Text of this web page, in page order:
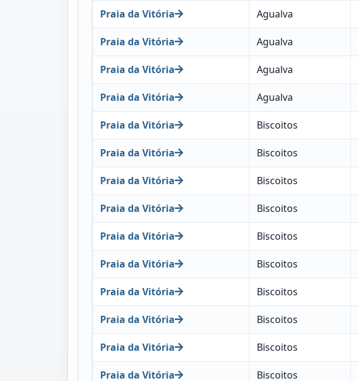
Praia da Vitória Agualva
Praia da Vitória Agualva
Praia da Vitória Agualva
Praia da Vitória Agualva
Praia da Vitória Biscoitos
Praia da Vitória Biscoitos
Praia da Vitória Biscoitos
Praia da Vitória Biscoitos
Praia da Vitória Biscoitos
Praia da Vitória Biscoitos
Praia da Vitória Biscoitos
Praia da Vitória Biscoitos
Praia da Vitória Biscoitos
Praia da Vitória Biscoitos